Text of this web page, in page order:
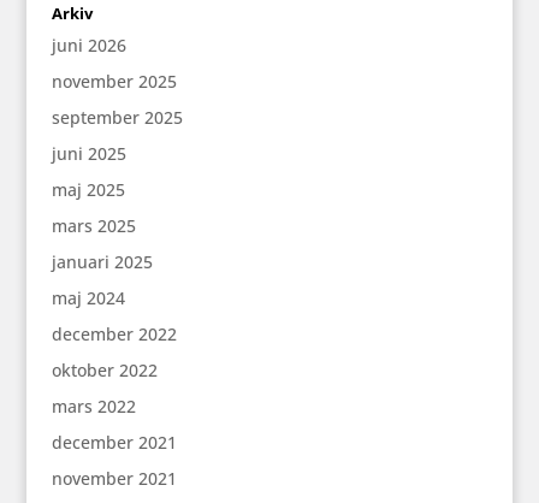
Arkiv
juni 2026
november 2025
september 2025
juni 2025
maj 2025
mars 2025
januari 2025
maj 2024
december 2022
oktober 2022
mars 2022
december 2021
november 2021